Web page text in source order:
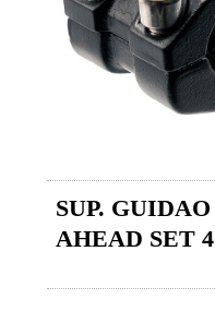
SUP.
AHEAD SET